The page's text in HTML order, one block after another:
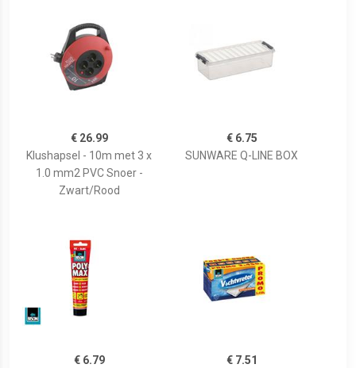
€ 26.99
Klushapsel - 10m met 3 x
1.0 mm2 PVC Snoer -
Zwart/Rood
€ 6.75
SUNWARE Q-LINE BOX
€ 6.79
€ 7.51